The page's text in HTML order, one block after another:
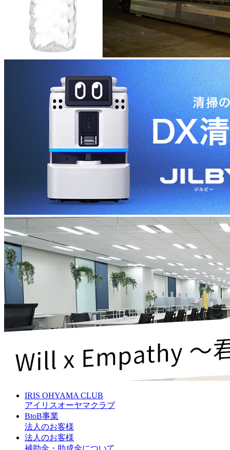
IRIS OHYAMA CLUB
アイリスオーヤマクラブ
BtoB事業
法人のお客様
法人のお客様
補助金・助成金について